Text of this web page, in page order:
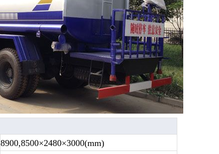
8900,8500×2480×3000(mm)